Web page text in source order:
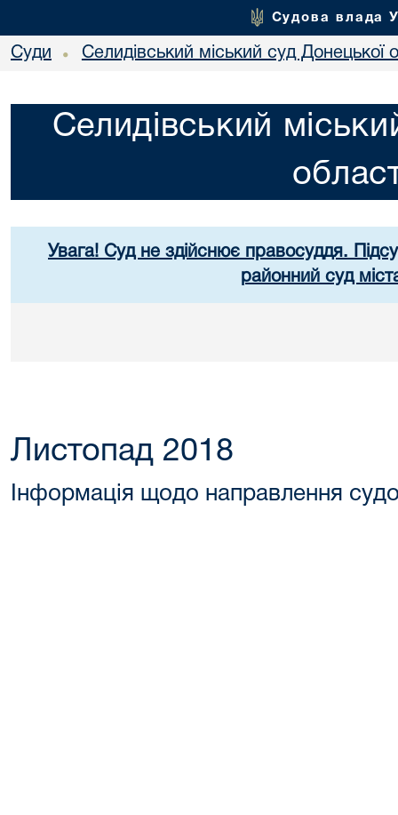
Судова влада
Суди • Селидівський міський суд Донецької
Селидівський
Увага! Суд не здійснює правосуддя.
районний суд
Листопад 2018
Інформація щодо направлення